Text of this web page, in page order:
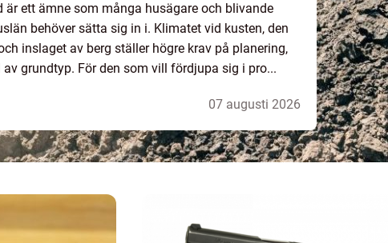
är ett ämne som många husägare och blivande
behöver sätta sig in i. Klimatet vid kusten, den
inslaget av berg ställer högre krav på planering,
grundtyp. För den som vill fördjupa sig i pro...
07 augusti 2026